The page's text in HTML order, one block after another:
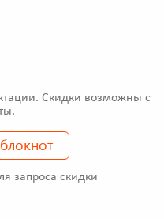
Скидки возможны с
запроса скидки